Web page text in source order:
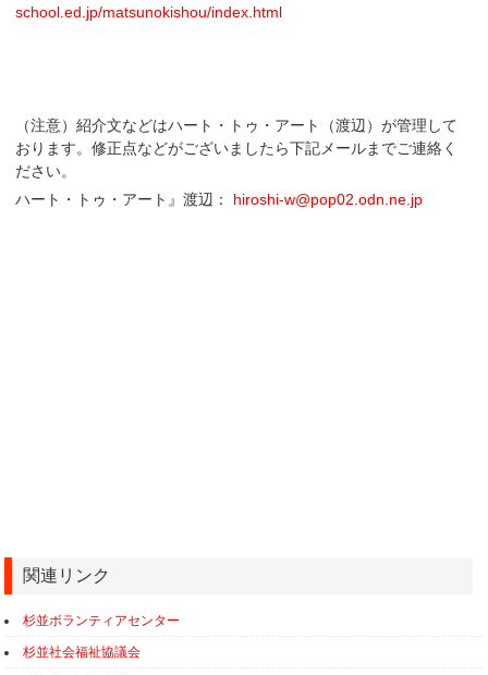
school.ed.jp/matsunokishou/index.html
（注意）紹介文などはハート・トゥ・アート（渡辺）が管理して
おります。修正点などがございましたら下記メールまでご連絡く
ださい。
ハート・トゥ・アート』渡辺： hiroshi-w@pop02.odn.ne.jp
関連リンク
杉並ボランティアセンター
杉並社会福祉協議会